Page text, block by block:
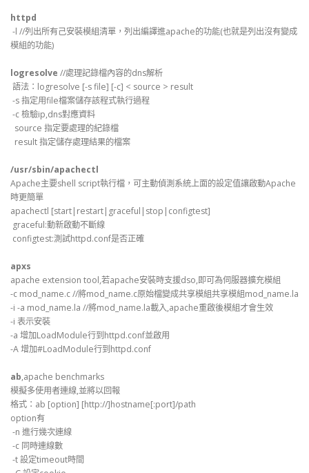
httpd
-l //列出所有己安裝模組清單，列出編譯進apache的功能(也就是列出沒有變成
模組的功能)
logresolve //處理記錄檔內容的dns解析
語法：logresolve [-s file] [-c] < source > result
-s 指定用file檔案儲存該程式執行過程
-c 檢驗ip,dns對應資料
source 指定要處理的紀錄檔
result 指定儲存處理結果的檔案
/usr/sbin/apachectl
Apache主要shell script執行檔，可主動偵測系統上面的設定值讓啟動Apache
時更簡單
apachectl [start|restart|graceful|stop|configtest]
graceful:動新啟動不斷線
configtest:測試httpd.conf是否正確
apxs
apache extension tool,若apache安裝時支援dso,即可為伺服器擴充模組
-c mod_name.c //將mod_name.c原始檔變成共享模組共享模組mod_name.la
-i -a mod_name.la //將mod_name.la載入,apache重啟後模組才會生效
-i 表示安裝
-a 增加LoadModule行到httpd.conf並啟用
-A 增加#LoadModule行到httpd.conf
ab,apache benchmarks
模擬多使用者連線,並將以回報
格式：ab [option] [http://]hostname[:port]/path
option有
-n 進行幾次連線
-c 同時連線數
-t 設定timeout時間